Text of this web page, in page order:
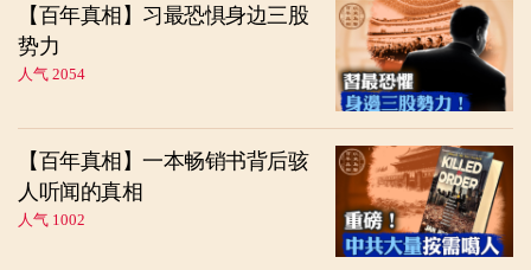
【百年真相】习最恐惧身边三股
势力
人气 2054
【百年真相】一本畅销书背后骇
人听闻的真相
人气 1002